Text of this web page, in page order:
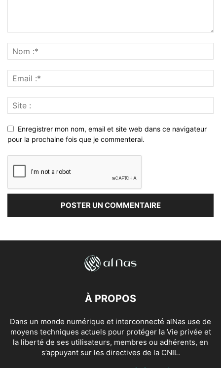
Enregistrer mon nom, email et site web dans ce navigateur
pour la prochaine fois que je commenterai.
À PROPOS
Dans un monde numérique et interconnecté alNas use de
moyens techniques actuels pour protéger la Vie privée et
la liberté de ses utilisateurs, membres ou adhérents, en
s’appuyant sur les directives de la CNIL.